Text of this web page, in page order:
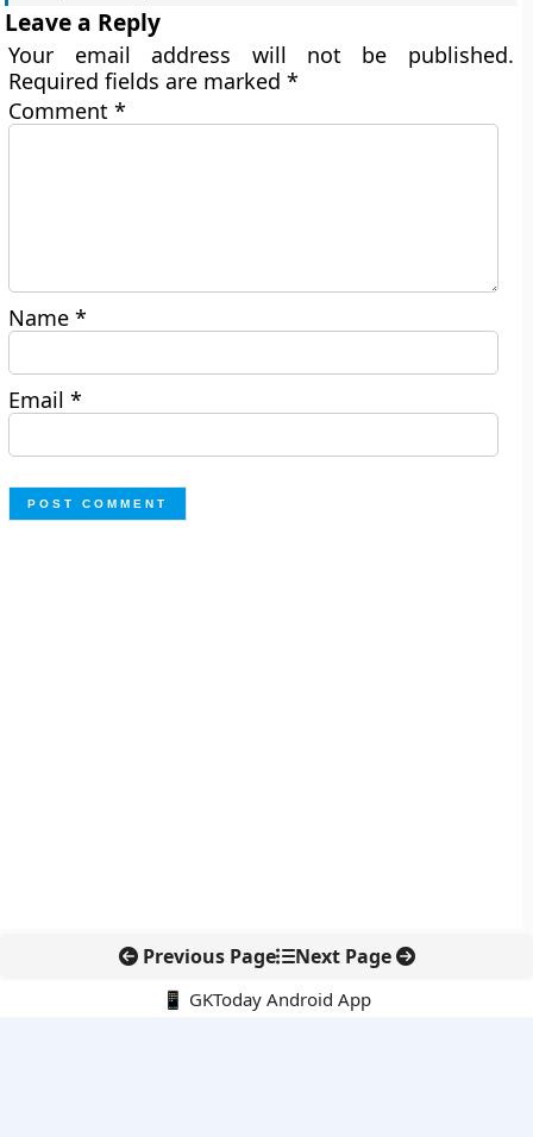
Leave a Reply
Your email address will not be published.
Required fields are marked*
Comment*
Name*
Email*
Previous Page Next Page
📱 GKToday Android App